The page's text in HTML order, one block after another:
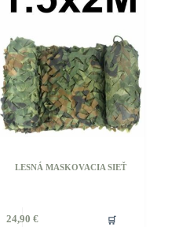
LESNÁ MASKOVACIA SIEŤ
24,90 € 🛒